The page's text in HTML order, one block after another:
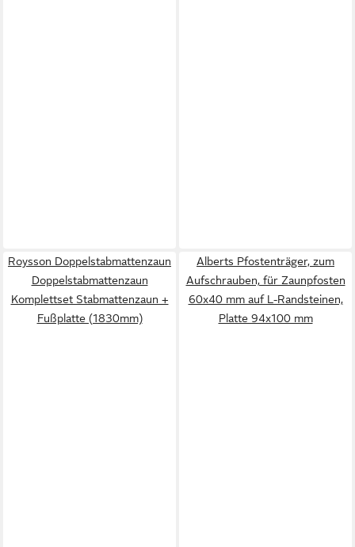
Roysson Doppelstabmattenzaun
Doppelstabmattenzaun
Komplettset Stabmattenzaun +
Fußplatte (1830mm)
Alberts Pfostenträger, zum
Aufschrauben, für Zaunpfosten
60x40 mm auf L-Randsteinen,
Platte 94x100 mm